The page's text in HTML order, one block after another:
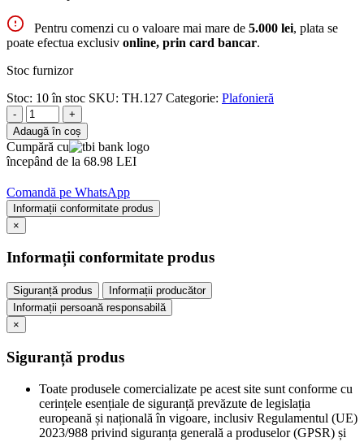
Pentru comenzi cu o valoare mai mare de 5.000 lei, plata se
poate efectua exclusiv online, prin card bancar.
Stoc furnizor
Stoc: 10 în stoc SKU: TH.127 Categorie: Plafonieră
-
+
Adaugă în coș
Cumpără cu
începând de la 68.98 LEI
Comandă pe WhatsApp
Informații conformitate produs
×
Informații conformitate produs
Siguranță produs
Informații producător
Informații persoană responsabilă
×
Siguranță produs
Toate produsele comercializate pe acest site sunt conforme cu
cerințele esențiale de siguranță prevăzute de legislația
europeană și națională în vigoare, inclusiv Regulamentul (UE)
2023/988 privind siguranța generală a produselor (GPSR) și